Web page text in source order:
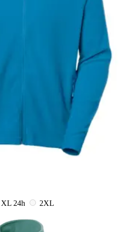
XL 24h
2XL